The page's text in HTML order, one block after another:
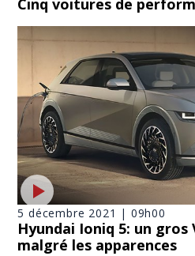
Cinq voitures de
5 décembre 2021 | 09h00
Hyundai Ioniq 5: un gros
malgré les apparences